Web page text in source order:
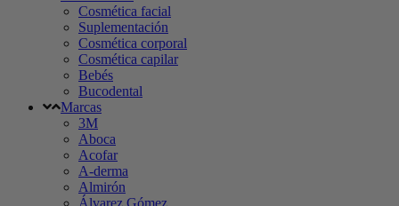
Cosmética facial
Suplementación
Cosmética corporal
Cosmética capilar
Bebés
Bucodental
Marcas
3M
Aboca
Acofar
A-derma
Almirón